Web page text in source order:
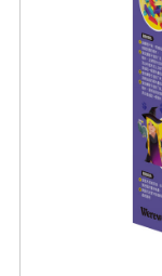
老師您好!!幼
海外購物免